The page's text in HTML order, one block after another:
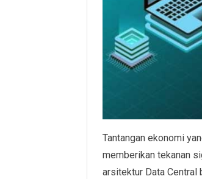
Tantangan ekonomi
memberikan tekanan
arsitektur Data Central